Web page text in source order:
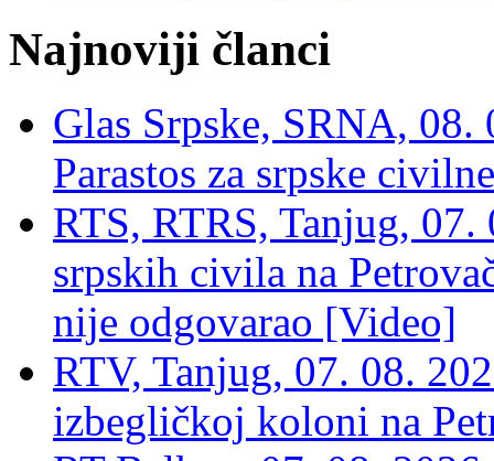
Najnoviji članci
Glas Srpske, SRNA,
Parastos za srpske
RTS, RTRS, Tanjug,
srpskih civila na
nije odgovarao [Video]
RTV, Tanjug, 07. 08.
izbegličkoj koloni na